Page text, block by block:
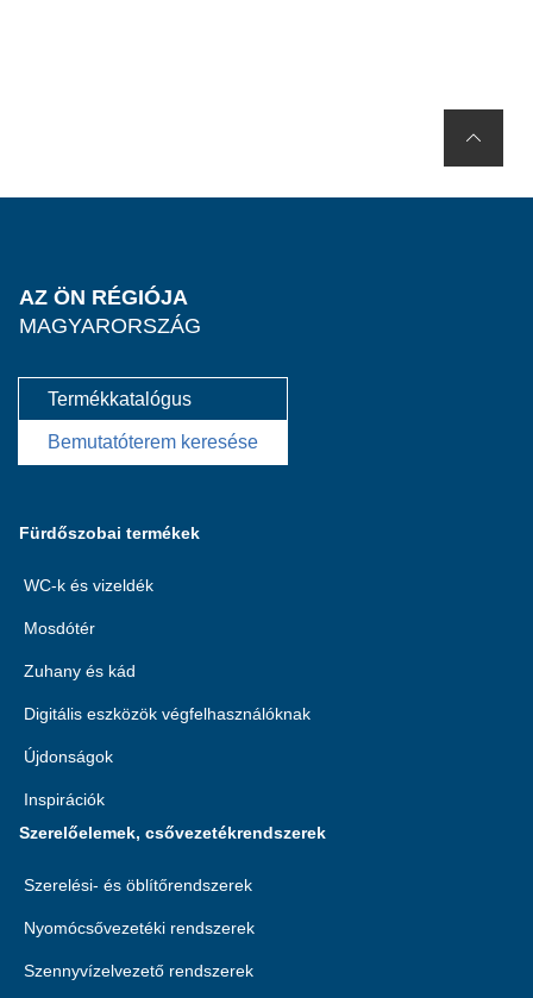
AZ ÖN RÉGIÓJA
MAGYARORSZÁG
Termékkatalógus
Bemutatóterem keresése
Fürdőszobai termékek
WC-k és vizeldék
Mosdótér
Zuhany és kád
Digitális eszközök végfelhasználóknak
Újdonságok
Inspirációk
Szerelőelemek, csővezetékrendszerek
Szerelési- és öblítőrendszerek
Nyomócsővezetéki rendszerek
Szennyvízelvezető rendszerek